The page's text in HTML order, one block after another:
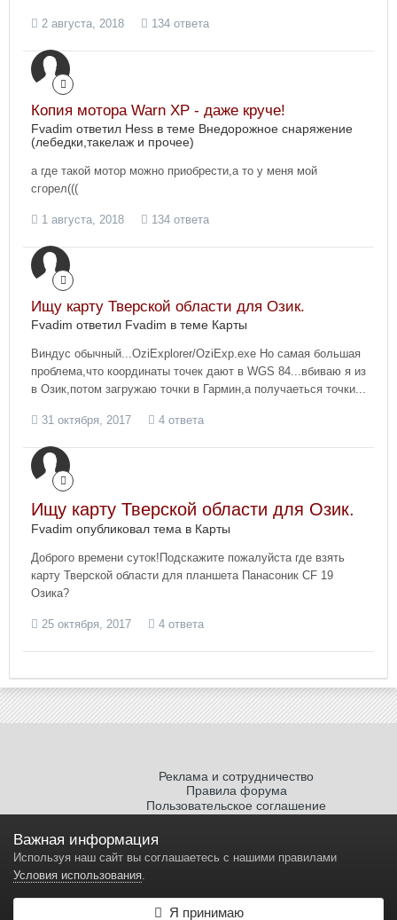
2 августа, 2018 134 ответа
Копия мотора Warn XP - даже круче!
Fvadim ответил Hess в теме Внедорожное снаряжение
(лебедки,такелаж и прочее)
а где такой мотор можно приобрести,а то у меня мой
сгорел(((
1 августа, 2018 134 ответа
Ищу карту Тверской области для Озик.
Fvadim ответил Fvadim в теме Карты
Виндус обычный...OziExplorer/OziExp.exe Но самая большая
проблема,что координаты точек дают в WGS 84...вбиваю я из
в Озик,потом загружаю точки в Гармин,а получаеться точки...
31 октября, 2017 4 ответа
Ищу карту Тверской области для Озик.
Fvadim опубликовал тема в Карты
Доброго времени суток!Подскажите пожалуйста где взять
карту Тверской области для планшета Панасоник CF 19
Озика?
25 октября, 2017 4 ответа
Реклама и сотрудничество
Правила форума
Пользовательское соглашение
Важная информация
Используя наш сайт вы соглашаетесь с нашими правилами
Условия использования.
Я принимаю